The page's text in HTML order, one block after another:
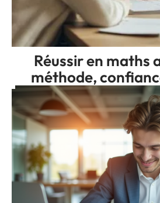
Réussir en maths
méthode,